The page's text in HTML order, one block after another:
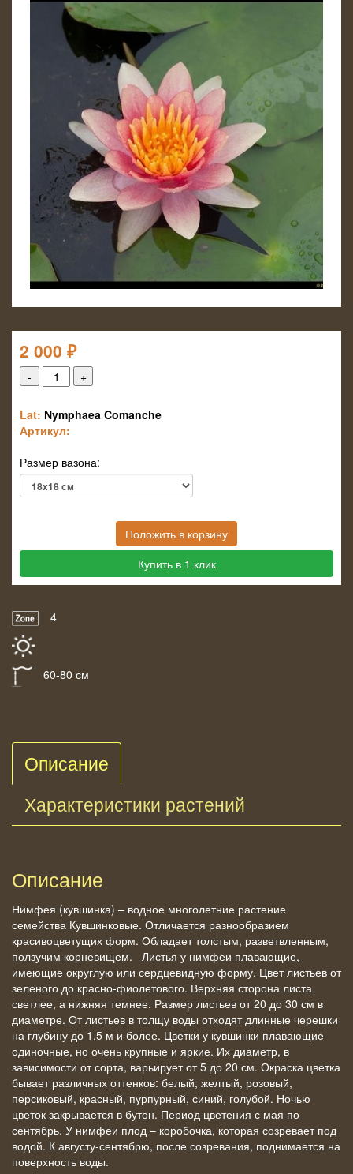
2 000 ₽
Lat: Nymphaea Comanche
Артикул:
Размер вазона:
Положить в корзину
Купить в 1 клик
4
60-80 см
Описание
Характеристики растений
Описание
Нимфея (кувшинка) – водное многолетние растение
семейства Кувшинковые. Отличается разнообразием
красивоцветущих форм. Обладает толстым, разветвленным,
ползучим корневищем. Листья у нимфеи плавающие,
имеющие округлую или сердцевидную форму. Цвет листьев от
зеленого до красно-фиолетового. Верхняя сторона листа
светлее, а нижняя темнее. Размер листьев от 20 до 30 см в
диаметре. От листьев в толщу воды отходят длинные черешки
на глубину до 1,5 м и более. Цветки у кувшинки плавающие
одиночные, но очень крупные и яркие. Их диаметр, в
зависимости от сорта, варьирует от 5 до 20 см. Окраска цветка
бывает различных оттенков: белый, желтый, розовый,
персиковый, красный, пурпурный, синий, голубой. Ночью
цветок закрывается в бутон. Период цветения с мая по
сентябрь. У нимфеи плод – коробочка, которая созревает под
водой. К августу-сентябрю, после созревания, поднимается на
поверхность воды.